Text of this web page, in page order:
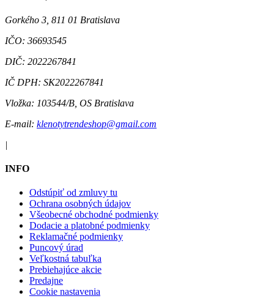
Gorkého 3, 811 01 Bratislava
IČO: 36693545
DIČ: 2022267841
IČ DPH: SK2022267841
Vložka: 103544/B, OS Bratislava
E-mail: klenotytrendeshop@gmail.com
|
INFO
Odstúpiť od zmluvy tu
Ochrana osobných údajov
Všeobecné obchodné podmienky
Dodacie a platobné podmienky
Reklamačné podmienky
Puncový úrad
Veľkostná tabuľka
Prebiehajúce akcie
Predajne
Cookie nastavenia